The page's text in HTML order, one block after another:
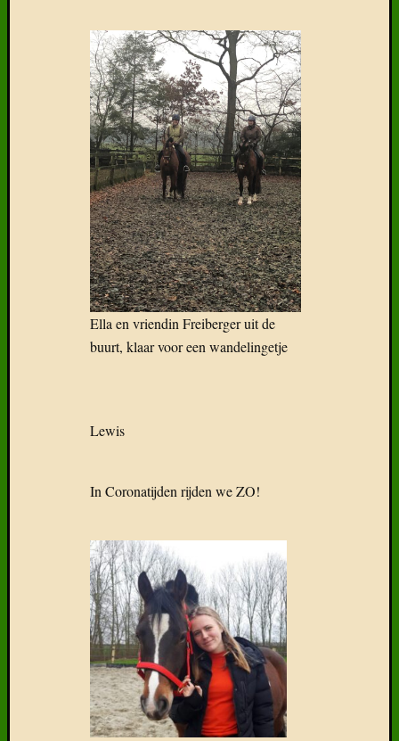
Ella en vriendin Freiberger uit de
buurt, klaar voor een wandelingetje
Lewis
In Coronatijden rijden we ZO!